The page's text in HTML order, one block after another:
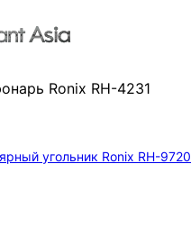
Ronix RH-4231
угольник Ronix RH-9720